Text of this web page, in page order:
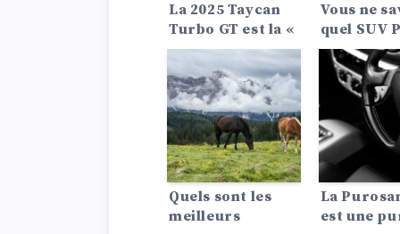
La 2025 Taycan
Turbo GT est la «
Porsche de série
la plus puissante
de tous les temps
» et elle bat tous
les records –
Découvrez ses
performances,
ses
caractéristiques
et son
Vous ne
quel SUV
choisir ?
une
entre le
Cayenne
le Porsche
Macan.
Quels sont les
meilleurs
La
est une